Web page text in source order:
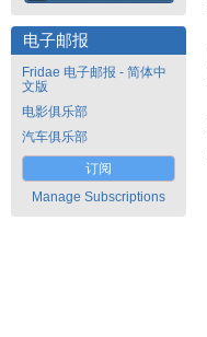
电子邮报
Fridae 电子邮报 - 简体中
文版
电影俱乐部
汽车俱乐部
订阅
Manage Subscriptions